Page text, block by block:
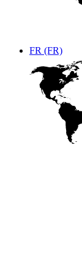
FR (FR)